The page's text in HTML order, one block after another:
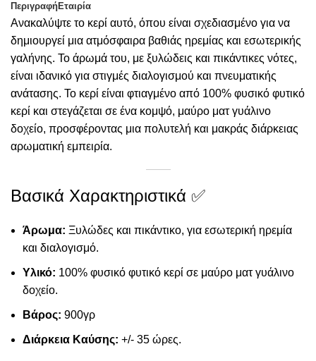
ΠεριγραφήΕταιρία
Ανακαλύψτε το κερί αυτό, όπου είναι σχεδιασμένο για να
δημιουργεί μια ατμόσφαιρα βαθιάς ηρεμίας και εσωτερικής
γαλήνης. Το άρωμά του, με ξυλώδεις και πικάντικες νότες,
είναι ιδανικό για στιγμές διαλογισμού και πνευματικής
ανάτασης. Το κερί είναι φτιαγμένο από 100% φυσικό φυτικό
κερί και στεγάζεται σε ένα κομψό, μαύρο ματ γυάλινο
δοχείο, προσφέροντας μια πολυτελή και μακράς διάρκειας
αρωματική εμπειρία.
Βασικά Χαρακτηριστικά ✅
Άρωμα: Ξυλώδες και πικάντικο, για εσωτερική ηρεμία
και διαλογισμό.
Υλικό: 100% φυσικό φυτικό κερί σε μαύρο ματ γυάλινο
δοχείο.
Βάρος: 900γρ
Διάρκεια Καύσης: +/- 35 ώρες.